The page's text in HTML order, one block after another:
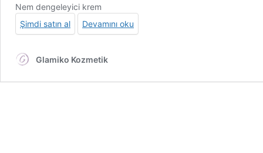
Nem dengeleyici krem
Şimdi satın al
Devamını oku
Glamiko Kozmetik